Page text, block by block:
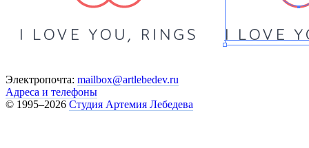
Электропочта: mailbox@artlebedev.ru
Адреса и телефоны
© 1995–2026 Студия Артемия Лебедева